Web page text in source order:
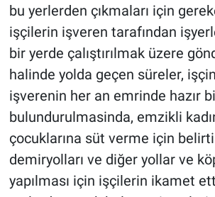
bu yerlerden çıkmaları için
işçilerin işveren tarafından
bir yerde çalıştırılmak üzere
halinde yolda geçen süreler,
işverenin her an emrinde hazır
bulundurulmasinda, emzikli
çocuklarına süt verme için
demiryolları ve diğer yollar ve
yapılması için işçilerin ikamet